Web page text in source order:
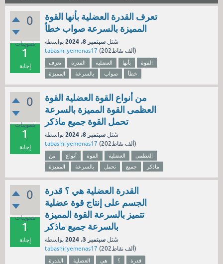
0
تصويتات
1
إجابة
تعرف القدرة العضلية بأنها القوة
المميزة بالسرعة صواب خطأ
سُئل سبتمبر 8، 2024
بواسطة
tabashiryemenas17 ( 202ألف نقاط)
تعرف القدرة العضلية بأنها
القوة
المميزة
بالسرعة صواب خطأ
0
تصويتات
1
إجابة
من أنواع القوة العضلية القوة
العظمى القوة المميزة بالسرعة
تحمل القوة جميع ماذكر
سُئل سبتمبر 8، 2024
بواسطة
tabashiryemenas17 ( 202ألف نقاط)
من أنواع القوة العضلية
العظمى
المميزة
بالسرعة تحمل جميع ماذكر
0
تصويتات
1
إجابة
القدرة العضلية هي ؟ قدرة
الجسم على إنتاج قوة عضلية
تتميز بالسرعة القوة المميزة
بالسرعة جميع ماذكر
سُئل سبتمبر 3، 2024
بواسطة
tabashiryemenas17 ( 202ألف نقاط)
القدرة العضلية هي ؟ قدرة